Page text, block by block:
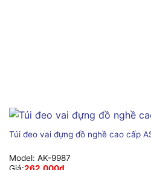
Túi đeo vai đựng đồ nghề cao cấp
Model: AK-9987
Giá:262,000₫